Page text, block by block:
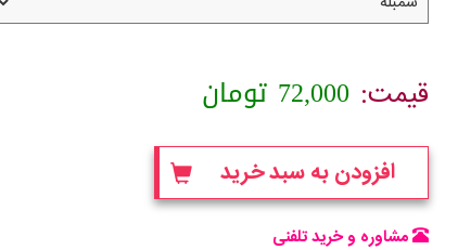
قیمت: 72,000 تومان
افزودن به سبد خرید
مشاوره و خرید تلفنی